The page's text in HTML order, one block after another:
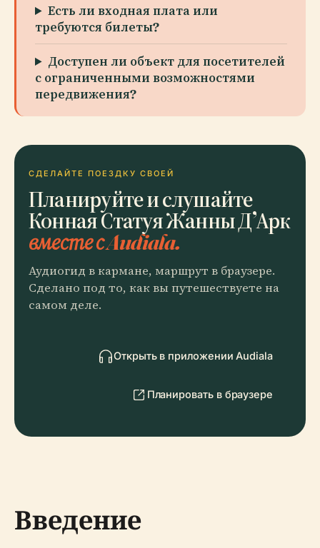
Есть ли входная плата или
требуются билеты?
Доступен ли объект для посетителей
с ограниченными возможностями
передвижения?
СДЕЛАЙТЕ ПОЕЗДКУ СВОЕЙ
Планируйте и слушайте
Конная Статуя Жанны Д’Арк
вместе с Audiala.
Аудиогид в кармане, маршрут в браузере.
Сделано под то, как вы путешествуете на
самом деле.
Открыть в приложении Audiala
Планировать в браузере
Введение